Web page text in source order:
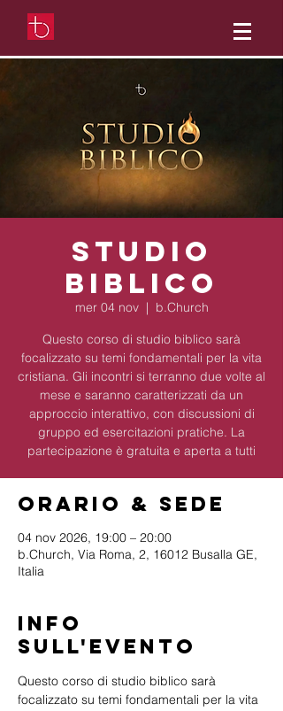
Studio
Biblico
mer 04 nov
  |
b.Church
Questo corso di studio biblico sarà
focalizzato su temi fondamentali per la vita
cristiana. Gli incontri si terranno due volte al
mese e saranno caratterizzati da un
approccio interattivo, con discussioni di
gruppo ed esercitazioni pratiche. La
partecipazione è gratuita e aperta a tutti
Orario & Sede
04 nov 2026, 19:00 – 20:00
b.Church, Via Roma, 2, 16012 Busalla GE,
Italia
Info
sull'evento
Questo corso di studio biblico sarà
focalizzato su temi fondamentali per la vita